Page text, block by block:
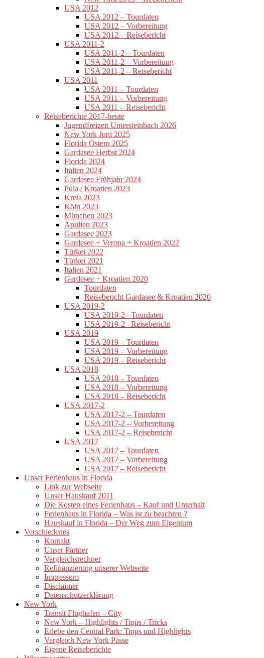
USA 2012
USA 2012 – Tourdaten
USA 2012 – Vorbereitung
USA 2012 – Reisebericht
USA 2011-2
USA 2011-2 – Tourdaten
USA 2011-2 – Vorbereitung
USA 2011-2 – Reisebericht
USA 2011
USA 2011 – Tourdaten
USA 2011 – Vorbereitung
USA 2011 – Reisebericht
Reiseberichte 2017-heute
Jugendfreizeit Untersteinbach 2026
New York Juni 2025
Florida Ostern 2025
Gardasee Herbst 2024
Florida 2024
Italien 2024
Gardasee Frühjahr 2024
Pula / Kroatien 2023
Kreta 2023
Köln 2023
München 2023
Apulien 2023
Gardasee 2023
Gardesee + Verona + Kroatien 2022
Türkei 2022
Türkei 2021
Italien 2021
Gardesee + Kroatien 2020
Tourdaten
Reisebericht Gardasee & Kroatien 2020
USA 2019-2
USA 2019-2– Tourdaten
USA 2019-2– Reisebericht
USA 2019
USA 2019 – Tourdaten
USA 2019 – Vorbereitung
USA 2019 – Reisebericht
USA 2018
USA 2018 – Tourdaten
USA 2018 – Vorbereitung
USA 2018 – Reisebericht
USA 2017-2
USA 2017-2 – Tourdaten
USA 2017-2 – Vorbereitung
USA 2017-2 – Reisebericht
USA 2017
USA 2017 – Tourdaten
USA 2017 – Vorbereitung
USA 2017 – Reisebericht
Unser Ferienhaus in Florida
Link zur Webseite
Unser Hauskauf 2011
Die Kosten eines Ferienhaus – Kauf und Unterhalt
Ferienhaus in Florida – Was ist zu beachten ?
Hauskauf in Florida – Der Weg zum Eigentum
Verschiedenes
Kontakt
Unser Partner
Vergleichsrechner
Refinanzierung unserer Webseite
Impressum
Disclaimer
Datenschutzerklärung
New York
Transit Flughafen – City
New York – Highlights / Tipps / Tricks
Erlebe den Central Park: Tipps und Highlights
Vergleich New York Pässe
Eigene Reiseberichte